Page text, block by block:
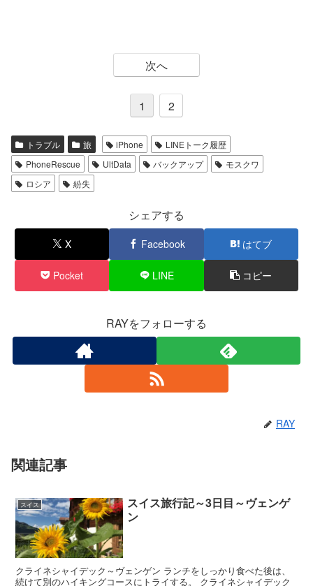
次へ
1 2
トラブル 旅 iPhone
LINEトーク履歴
PhoneRescue
UltData バックアップ
モスクワ
ロシア
紛失
シェアする
X Facebook はてブ
Pocket LINE コピー
RAYをフォローする
RAY
関連記事
スイス
スイス旅行記～3日目～ヴェンゲ
ン
クライネシャイデック～ヴェンゲン ランチをしっかり食べた後は、
続けて別のハイキングコースにトライする。 クライネシャイデック